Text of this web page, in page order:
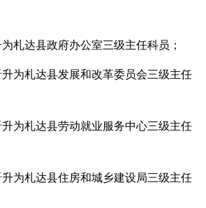
札达县政府办公室三级主任科员；
升为札达县发展和改革委员会三级主任
为札达县劳动就业服务中心三级主任
为札达县住房和城乡建设局三级主任